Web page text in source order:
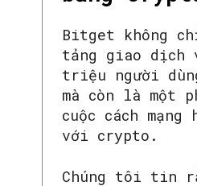
Bitget không
tảng giao dịch
triệu người
mà còn là một
cuộc cách mạng
với crypto.
Chúng tôi tin